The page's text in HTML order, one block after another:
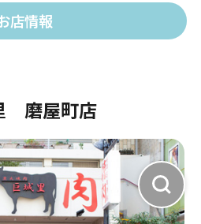
店情報
磨屋町店